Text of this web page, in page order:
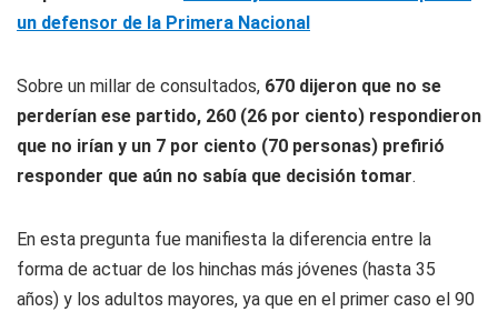
un defensor de la Primera Nacional
Sobre un millar de consultados, 670 dijeron que no se
perderían ese partido, 260 (26 por ciento) respondieron
que no irían y un 7 por ciento (70 personas) prefirió
responder que aún no sabía que decisión tomar.
En esta pregunta fue manifiesta la diferencia entre la
forma de actuar de los hinchas más jóvenes (hasta 35
años) y los adultos mayores, ya que en el primer caso el 90